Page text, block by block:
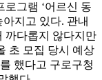
그램 ‘어르신 동
지고 있다. 관내
까다롭지 않다지만
초 모집 당시 예상
했다고 구로구청